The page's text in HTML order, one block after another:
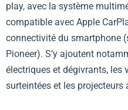
play, avec la système
compatible avec Apple
connectivité du smartphone
Pioneer). S’y ajoutent
électriques et dégivrants, les
surteintées et les projecteurs